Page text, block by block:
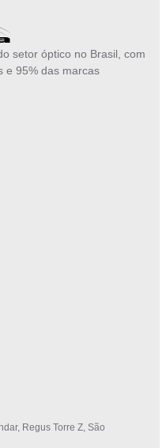
setor óptico no Brasil, com
e 95% das marcas
Regus Torre Z, São